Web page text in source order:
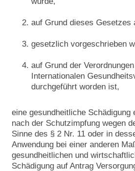
auf Grund dieses Gesetzes
gesetzlich vorgeschrieben
auf Grund der
Internationalen
durchgeführt worden ist,
eine gesundheitliche Schädigung
nach der Schutzimpfung wegen
Sinne des § 2 Nr. 11 oder in
Anwendung bei einer anderen
gesundheitlichen und
Schädigung auf Antrag